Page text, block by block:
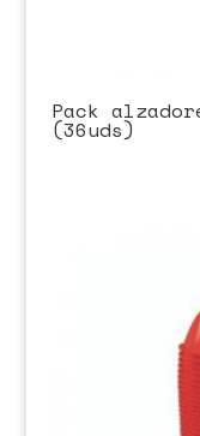
Pack
(36uds)